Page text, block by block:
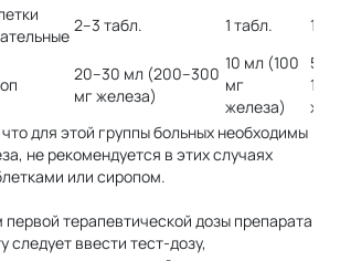
2–3 табл. 1 табл. 1
20–30 мл (200–300
мг железа)
10 мл (100
мг
железа)
100
для этой группы больных необходимы
не рекомендуется в этих случаях
или сиропом.
терапевтической дозы препарата
следует ввести тест-дозу,